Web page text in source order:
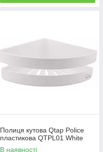
Полиця кутова Qtap Police
пластикова QTPL01 White
В наявності